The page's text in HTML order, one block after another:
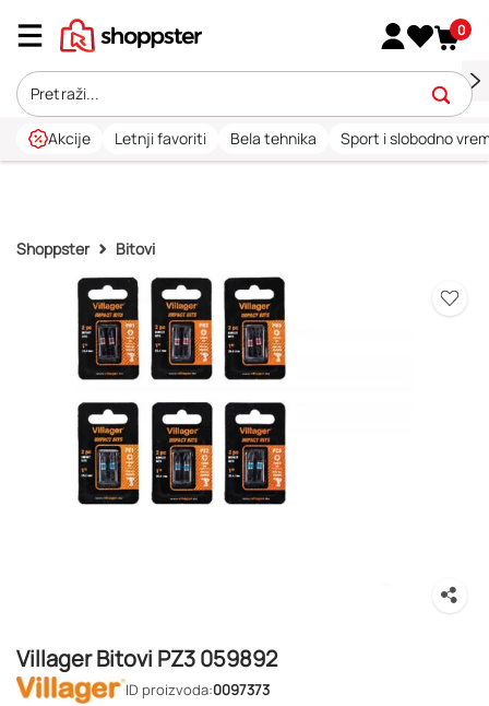
0
Akcije Letnji favoriti Bela tehnika Sport i slobodno
Shoppster Bitovi
Villager Bitovi PZ3 059892
ID proizvoda:0097373